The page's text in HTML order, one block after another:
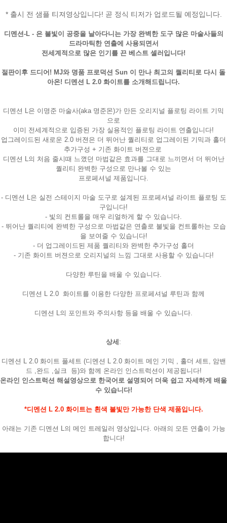
PAYCO 바로
* 출시 전 샘플 티져영상입니다! 곧 정식 티저가 업로드될 예정입니다.
디멘션-L - 은 불빛이 공중을 날아다니는 가장 완벽한 도구 많은 마술사들의
드라마틱한 연출에 사용되면서
전세계적으로 많은 인기를 끈 베스트 셀러입니다!
절판이후 드디어! MJ와 명품 프로덕션 Sun 이 만나 최고의 퀄리티로 다시 돌
아온! 디멘션 L 2.0 화이트를 소개해드립니다.
디멘션 L은 이명준 마술사(aka 명준몬)가 만든 오리지널 플로팅 라이트 기믹
으로
이미 전세계적으로 입증된 가장 실용적인 플로팅 라이트 연출입니다!
업그레이드된 새로운 2.0 버젼은 더 뛰어난 퀄리티로 업그레이된 기믹과 홀더
추가구성 + 기존 화이트 버젼으로
디멘션 L의 처음 줄시때 느꼈던 마법같은 효과를 그대로 느끼면서 더 뛰어난
퀄리티 완벽한 구성으로 만나볼 수 있는
프로페셔널 제품입니다.
- 디멘션 L은 실전 스테이지 마술 도구로 설계된 프로페셔널 라이트 플로팅 도
구입니다!
- 빛의 컨트롤을 매우 리얼하게 할 수 있습니다.
- 뛰어난 퀄리티에 완벽한 구성으로 마법같은 연출로 불빛을 컨트롤하는 모습
을 보여줄 수 있습니다!
- 더 업그레이드된 제품 퀄리티와 완벽한 추가구성 홀더
- 기존 화이트 버젼으로 오리지널의 느낌 그대로 사용할 수 있습니다!
다양한 루틴을 배울 수 있습니다.
디멘션 L 2.0 화이트를 이용한 다양한 프로페셔널 루틴과 함께
디멘션 L의 포인트와 주의사항 등을 배울 수 있습니다.
상세 :
디멘션 L 2.0 화이트 풀세트 (디멘션 L 2.0 화이트 메인 기믹 , 홀더 세트, 암밴
드 ,완드 ,실크 등)와 함께 온라인 인스트럭션이 제공됩니다!
온라인 인스트럭션 해설영상으로 한국어로 설명되어 더욱 쉽고 자세하게 배울
수 있습니다!
*디멘션 L 2.0 화이트는 흰색 불빛만 가능한 단색 제품입니다.
아래는 기존 디멘션 L의 메인 트레일러 영상입니다. 아래의 모든 연출이 가능
합니다!